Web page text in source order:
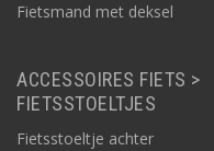
Fietsmand met deksel
ACCESSOIRES FIETS >
FIETSSTOELTJES
Fietsstoeltje achter